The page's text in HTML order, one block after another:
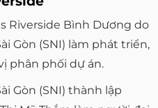
Riverside Bình Dương do
Gòn (SNI) làm phát triển,
phân phối dự án.
Gòn (SNI) thành lập